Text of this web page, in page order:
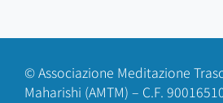
© Associazione Meditazione
Maharishi (AMTM) – C.F.